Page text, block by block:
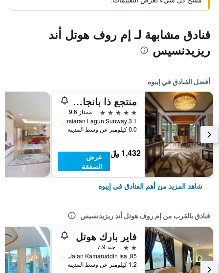
فنادق مشابهة لـ إم روف هوتل أند
ريزيدنسيس
أفضل الفنادق في إيبوه
منتجع ذا بانجاران هوت سبرنغز
5 نجوم
ممتاز 9.6
1 Persiaran Lagun Sunway 3, إيبوه, ماليزيا
0.0 كيلومتر عن وسط المدينة
1,432 ﷼
عرض
الصفقة
شاهد المزيد من أهم الفنادق في إيبوه
فنادق بالقرب من إم روف هوتل أند ريزيدنسيس
فاير بارك هوتل
2 نجمتين
جيد 7.9
85, Jalan Kamaruddin Isa, إيبوه, ماليزيا
1.2 كيلومتر عن وسط المدينة